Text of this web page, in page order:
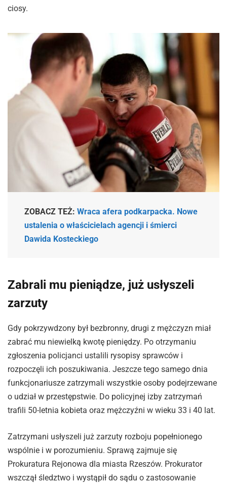
ciosy.
ZOBACZ TEŻ:Wraca afera podkarpacka. Nowe
ustalenia o właścicielach agencji i śmierci
Dawida Kosteckiego
Zabrali mu pieniądze, już usłyszeli
zarzuty
Gdy pokrzywdzony był bezbronny, drugi z mężczyzn miał
zabrać mu niewielką kwotę pieniędzy. Po otrzymaniu
zgłoszenia policjanci ustalili rysopisy sprawców i
rozpoczęli ich poszukiwania. Jeszcze tego samego dnia
funkcjonariusze zatrzymali wszystkie osoby podejrzewane
o udział w przestępstwie. Do policyjnej izby zatrzymań
trafili 50-letnia kobieta oraz mężczyźni w wieku 33 i 40 lat.
Zatrzymani usłyszeli już zarzuty rozboju popełnionego
wspólnie i w porozumieniu. Sprawą zajmuje się
Prokuratura Rejonowa dla miasta Rzeszów. Prokurator
wszczął śledztwo i wystąpił do sądu o zastosowanie